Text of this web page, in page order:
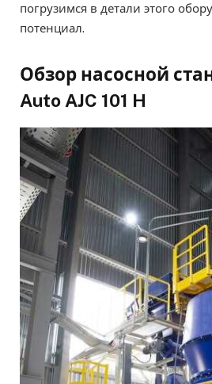
погрузимся в детали этого
потенциал.
Обзор насосной
Auto AJC 101 H